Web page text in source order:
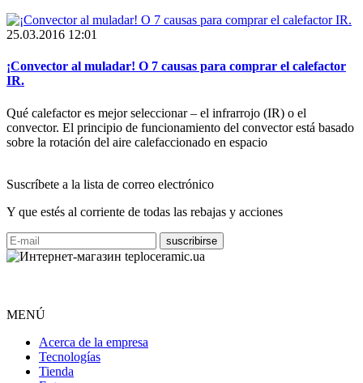
25.03.2016 12:01
¡Convector al muladar! O 7 causas para comprar el calefactor
IR.
Qué calefactor es mejor seleccionar – el infrarrojo (IR) o el
convector. El principio de funcionamiento del convector está basado
sobre la rotación del aire calefaccionado en espacio
Suscríbete a la lista de correo electrónico
Y que estés al corriente de todas las rebajas y acciones
MENÚ
Acerca de la empresa
Tecnologías
Tienda